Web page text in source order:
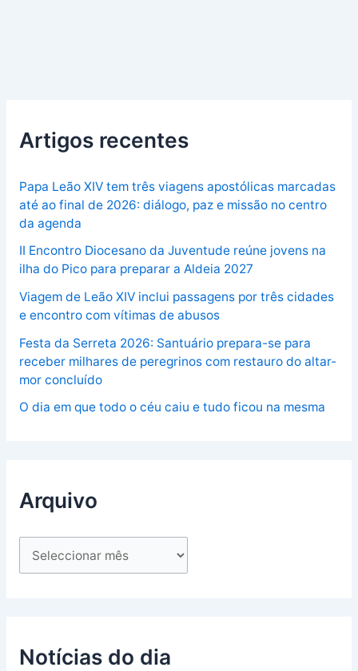
Artigos recentes
Papa Leão XIV tem três viagens apostólicas marcadas
até ao final de 2026: diálogo, paz e missão no centro
da agenda
II Encontro Diocesano da Juventude reúne jovens na
ilha do Pico para preparar a Aldeia 2027
Viagem de Leão XIV inclui passagens por três cidades
e encontro com vítimas de abusos
Festa da Serreta 2026: Santuário prepara-se para
receber milhares de peregrinos com restauro do altar-
mor concluído
O dia em que todo o céu caiu e tudo ficou na mesma
Arquivo
Notícias do dia